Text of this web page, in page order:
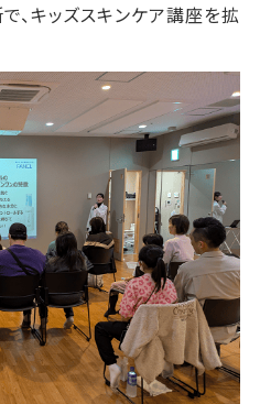
、キッズスキンケア講座を拡